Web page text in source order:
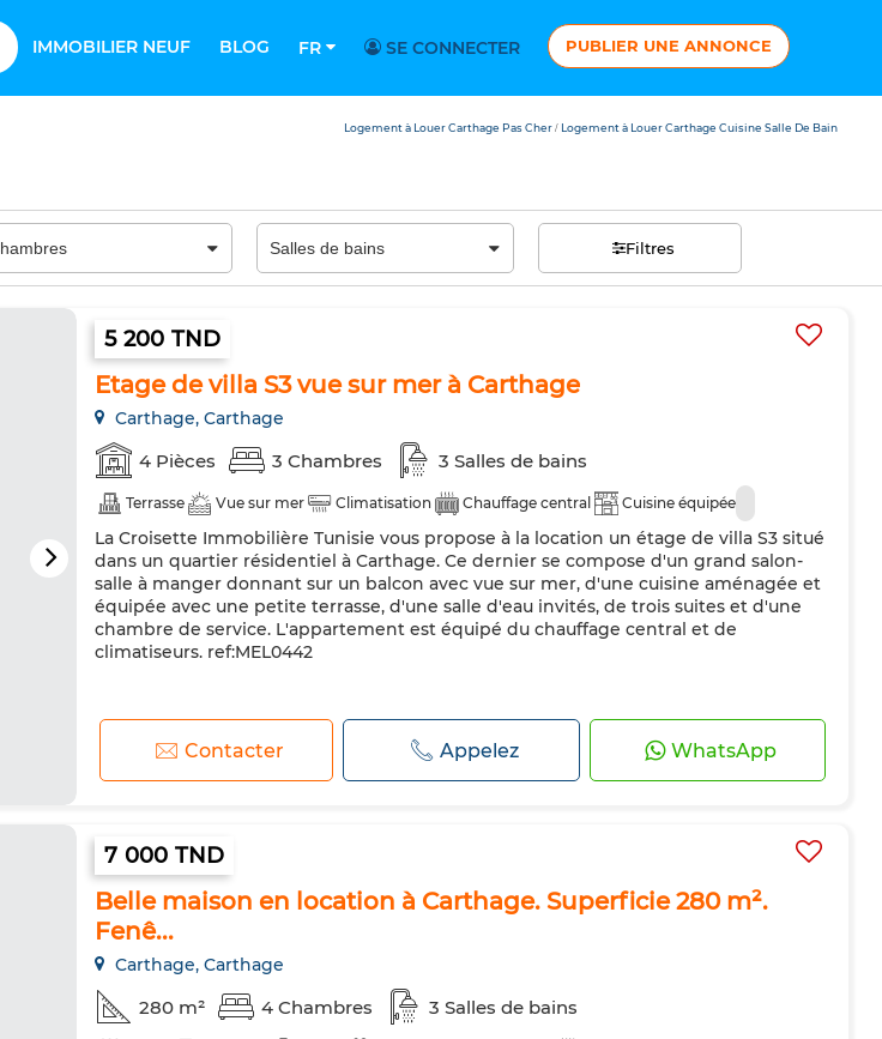
IMMOBILIER NEUF BLOG FR SE CONNECTER PUBLIER UNE ANNONCE
Logement à Louer Carthage Pas Cher / Logement à Louer Carthage Cuisine Salle De Bain
Filtres
5 200 TND
Etage de villa S3 vue sur mer à Carthage
Carthage, Carthage
4 Pièces 3 Chambres 3 Salles de bains
Terrasse Vue sur mer Climatisation Chauffage central Cuisine équipée
La Croisette Immobilière Tunisie vous propose à la location un étage de villa S3 situé
dans un quartier résidentiel à Carthage. Ce dernier se compose d'un grand salon-
salle à manger donnant sur un balcon avec vue sur mer, d'une cuisine aménagée et
équipée avec une petite terrasse, d'une salle d'eau invités, de trois suites et d'une
chambre de service. L'appartement est équipé du chauffage central et de
climatiseurs. ref:MEL0442
Contacter Appelez WhatsApp
7 000 TND
Belle maison en location à Carthage. Superficie 280 m².
Fenê...
Carthage, Carthage
280 m² 4 Chambres 3 Salles de bains